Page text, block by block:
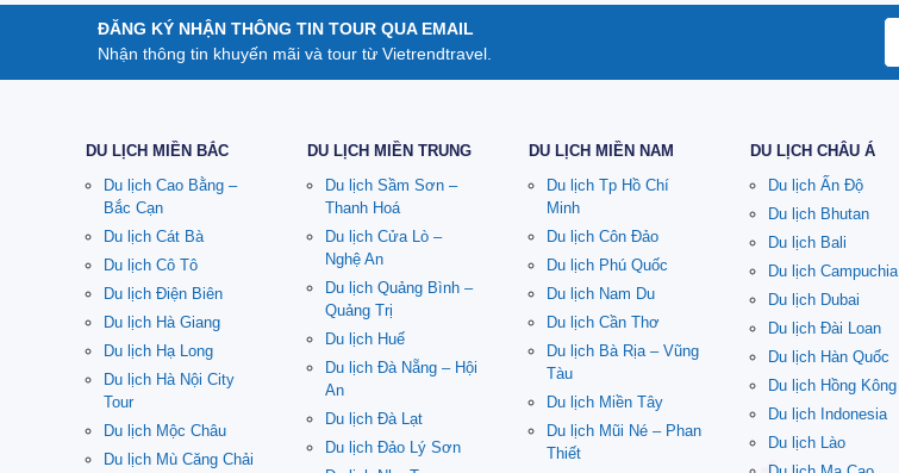
ĐĂNG KÝ NHẬN THÔNG TIN TOUR QUA EMAIL
Nhận thông tin khuyến mãi và tour từ Vietrendtravel.
DU LỊCH MIỀN BẮC
Du lịch Cao Bằng –
Bắc Cạn
Du lịch Cát Bà
Du lịch Cô Tô
Du lịch Điện Biên
Du lịch Hà Giang
Du lịch Hạ Long
Du lịch Hà Nội City
Tour
Du lịch Mộc Châu
Du lịch Mù Căng Chải
DU LỊCH MIỀN TRUNG
Du lịch Sầm Sơn –
Thanh Hoá
Du lịch Cửa Lò –
Nghệ An
Du lịch Quảng Bình –
Quảng Trị
Du lịch Huế
Du lịch Đà Nẵng – Hội
An
Du lịch Đà Lạt
Du lịch Đảo Lý Sơn
DU LỊCH MIỀN NAM
Du lịch Tp Hồ Chí
Minh
Du lịch Côn Đảo
Du lịch Phú Quốc
Du lịch Nam Du
Du lịch Cần Thơ
Du lịch Bà Rịa – Vũng
Tàu
Du lịch Miền Tây
Du lịch Mũi Né – Phan
Thiết
DU LỊCH CHÂU Á
Du lịch Ấn Độ
Du lịch Bhutan
Du lịch Bali
Du lịch Campuchia
Du lịch Dubai
Du lịch Đài Loan
Du lịch Hàn Quốc
Du lịch Hồng Kông
Du lịch Indonesia
Du lịch Lào